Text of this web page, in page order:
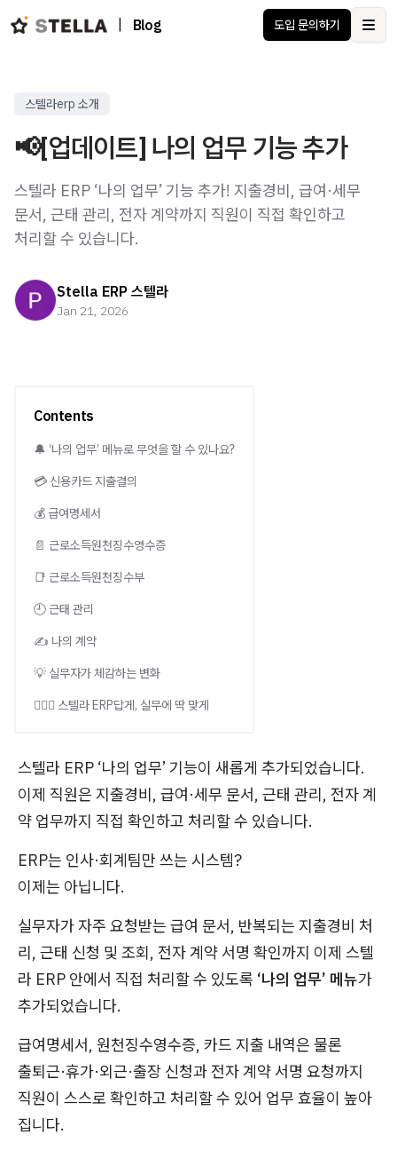
Blog 도입 문의하기
스텔라erp 소개
📢[업데이트] 나의 업무 기능 추가
스텔라 ERP ‘나의 업무’ 기능 추가! 지출경비, 급여·세무
문서, 근태 관리, 전자 계약까지 직원이 직접 확인하고
처리할 수 있습니다.
Stella ERP 스텔라
Jan 21, 2026
Contents
🔔 ‘나의 업무’ 메뉴로 무엇을 할 수 있나요?
💳 신용카드 지출결의
💰 급여명세서
📄 근로소득원천징수영수증
📑 근로소득원천징수부
🕘 근태 관리
✍️ 나의 계약
💡 실무자가 체감하는 변화
🙋🏻‍♀️ 스텔라 ERP답게, 실무에 딱 맞게
스텔라 ERP ‘나의 업무’ 기능이 새롭게 추가되었습니다.
이제 직원은 지출경비, 급여·세무 문서, 근태 관리, 전자 계
약 업무까지 직접 확인하고 처리할 수 있습니다.
ERP는 인사·회계팀만 쓰는 시스템?
이제는 아닙니다.
실무자가 자주 요청받는 급여 문서, 반복되는 지출경비 처
리, 근태 신청 및 조회, 전자 계약 서명 확인까지 이제 스텔
라 ERP 안에서 직접 처리할 수 있도록 ‘나의 업무’ 메뉴가
추가되었습니다.
급여명세서, 원천징수영수증, 카드 지출 내역은 물론
출퇴근·휴가·외근·출장 신청과 전자 계약 서명 요청까지
직원이 스스로 확인하고 처리할 수 있어 업무 효율이 높아
집니다.